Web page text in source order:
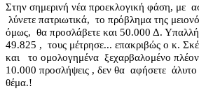
Στην σημερινή νέα προεκλογική φάση, με
λύνετε πατριωτικά, το πρόβλημα της
όμως, θα προσλάβετε και 50.000 Δ.
49.825 , τους μέτρησε... επακριβώς ο κ.
και
το ομολογημένα ξεχαρβαλομένο
10.000 προσλήψεις , δεν θα αφήσετε
θέμα.!